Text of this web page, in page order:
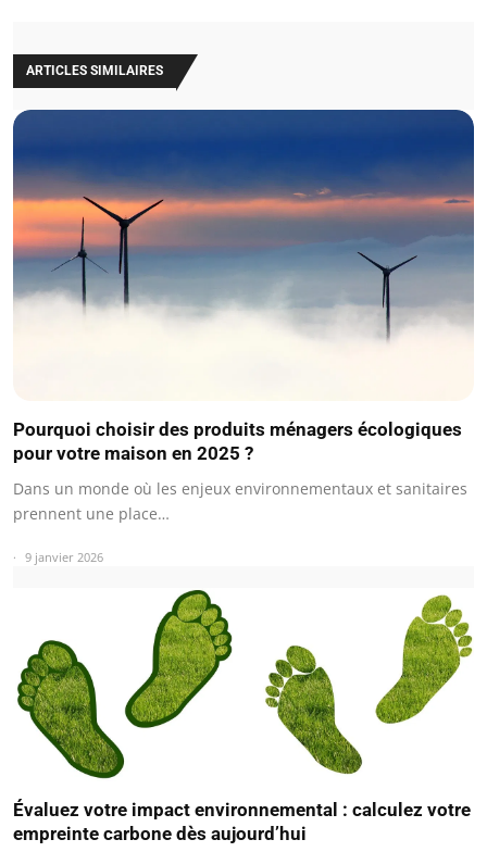
ARTICLES SIMILAIRES
Pourquoi choisir des produits ménagers écologiques
pour votre maison en 2025 ?
Dans un monde où les enjeux environnementaux et sanitaires
prennent une place…
9 janvier 2026
Évaluez votre impact environnemental : calculez votre
empreinte carbone dès aujourd’hui